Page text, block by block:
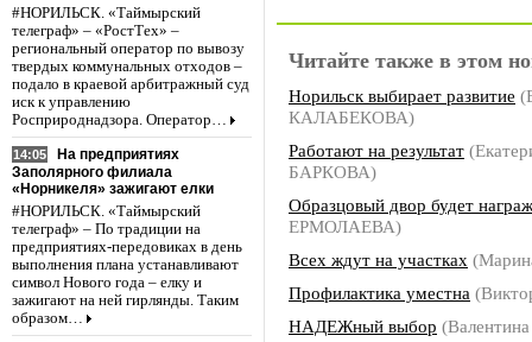
#НОРИЛЬСК. «Таймырский
телеграф» – «РостТех» –
региональный оператор по вывозу
твердых коммунальных отходов –
подало в краевой арбитражный суд
иск к управлению
Росприроднадзора. Оператор…
14:05
На предприятиях
Заполярного филиала
«Норникеля» зажигают елки
#НОРИЛЬСК. «Таймырский
телеграф» – По традиции на
предприятиях-передовиках в день
выполнения плана устанавливают
символ Нового года – елку и
зажигают на ней гирлянды. Таким
образом…
Читайте также в этом
Норильск выбирает развитие
КАЛАБЕКОВА)
Работают на результат
БАРКОВА)
Образцовый двор будет
ЕРМОЛАЕВА)
Всех ждут на участках
Профилактика уместна
НАДЕЖный выбор